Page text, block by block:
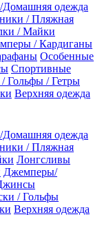
одежда
/ Пляжная
/ Майки
/ Кардиганы
Особенные
Спортивные
Гольфы / Гетры
Верхняя одежда
одежда
/ Пляжная
Лонгсливы
Джемперы/
/ Гольфы
Верхняя одежда